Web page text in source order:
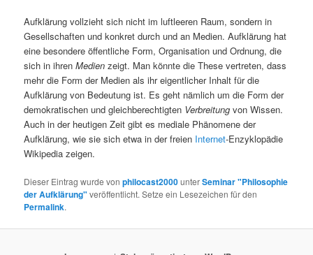
Aufklärung vollzieht sich nicht im luftleeren Raum, sondern in
Gesellschaften und konkret durch und an Medien. Aufklärung hat
eine besondere öffentliche Form, Organisation und Ordnung, die
sich in ihrenMedien zeigt. Man könnte die These vertreten, dass
mehr die Form der Medien als ihr eigentlicher Inhalt für die
Aufklärung von Bedeutung ist. Es geht nämlich um die Form der
demokratischen und gleichberechtigten Verbreitung von Wissen.
Auch in der heutigen Zeit gibt es mediale Phänomene der
Aufklärung, wie sie sich etwa in der freien Internet-Enzyklopädie
Wikipedia zeigen.
Dieser Eintrag wurde vonphilocast2000unterSeminar "Philosophie
der Aufklärung" veröffentlicht. Setze ein Lesezeichen für den
Permalink.